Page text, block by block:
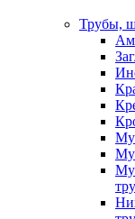
Трубы,